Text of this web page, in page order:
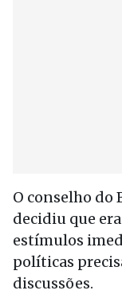
O conselho do
decidiu que
estímulos
políticas
discussões.